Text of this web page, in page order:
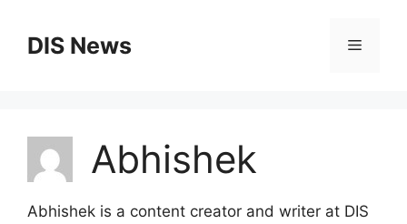
contentDIS News Menu
Abhishek
Abhishek is a content creator and writer at DIS